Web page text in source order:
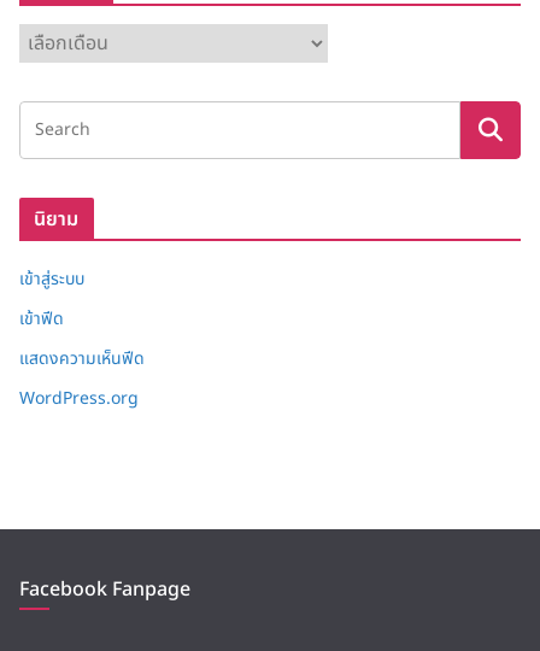
ลั
ง
ก็
นิยาม
เข้าสู่ระบบ
เข้าฟีด
แสดงความเห็นฟีด
WordPress.org
Facebook Fanpage